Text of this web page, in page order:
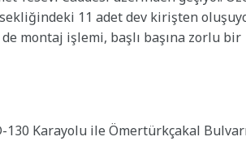
11 adet dev kirişten
montaj işlemi, başlı başına zorlu bir
Karayolu ile Ömertürkçakal